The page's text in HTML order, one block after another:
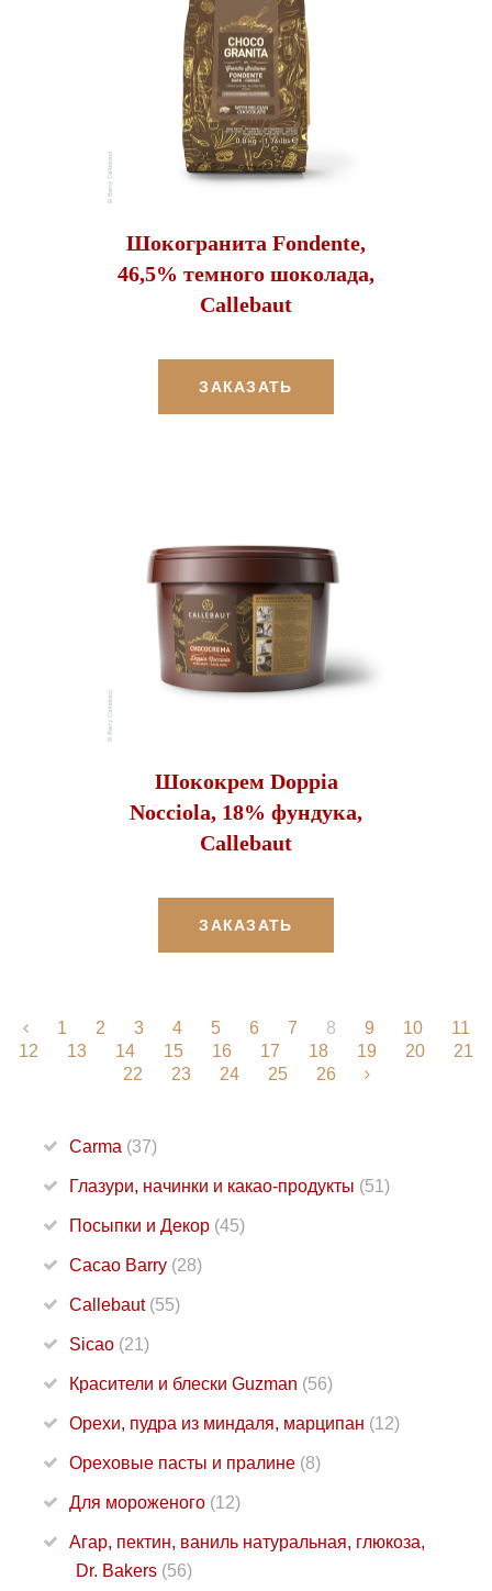
Шокогранита Fondente,
46,5% темного шоколада,
Callebaut
ЗАКАЗАТЬ
Шококрем Doppia
Nocciola, 18% фундука,
Callebaut
ЗАКАЗАТЬ
1 2 3 4 5 6 7 8 9 10
11
12
13 14 15 16 17 18 19 20
21
22
23 24 25 26
Carma (37)
Глазури, начинки и какао-продукты (51)
Посыпки и Декор (45)
Cacao Barry (28)
Callebaut (55)
Sicao (21)
Красители и блески Guzman (56)
Орехи, пудра из миндаля, марципан (12)
Ореховые пасты и пралине (8)
Для мороженого (12)
Агар, пектин, ваниль натуральная, глюкоза,
Dr. Bakers (56)